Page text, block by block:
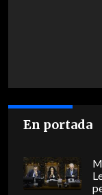
En portada